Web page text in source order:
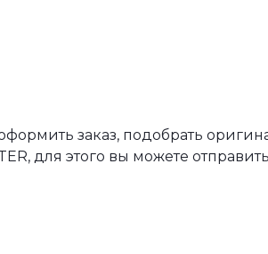
заказ, подобрать
для этого вы можете